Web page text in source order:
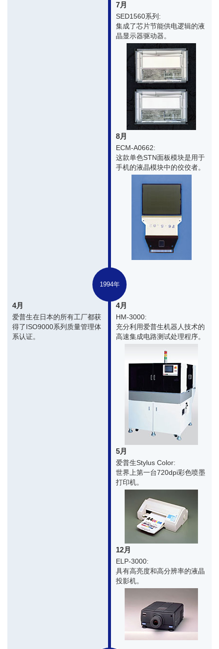
7月
SED1560系列:
集成了芯片节能供电逻辑的液
晶显示器驱动器。
8月
ECM-A0662:
这款单色STN面板模块是用于
手机的液晶模块中的佼佼者。
1994年
4月
爱普生在日本的所有工厂都获
得了ISO9000系列质量管理体
系认证。
4月
HM-3000:
充分利用爱普生机器人技术的
高速集成电路测试处理程序。
5月
爱普生Stylus Color:
世界上第一台720dpi彩色喷墨
打印机。
12月
ELP-3000:
具有高亮度和高分辨率的液晶
投影机。